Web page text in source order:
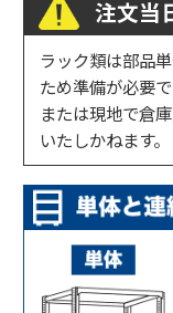
注文当
ラック類は部品
ため準備が必要
または現地で倉
いたしかねます。